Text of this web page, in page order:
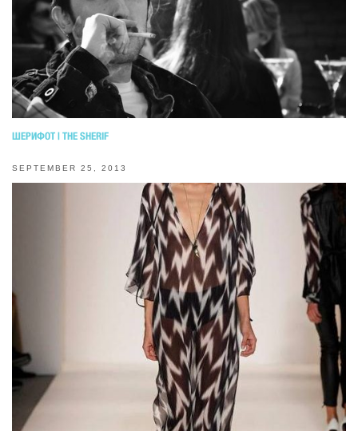
ШЕРИФОТ | THE SHERIF
SEPTEMBER 25, 2013